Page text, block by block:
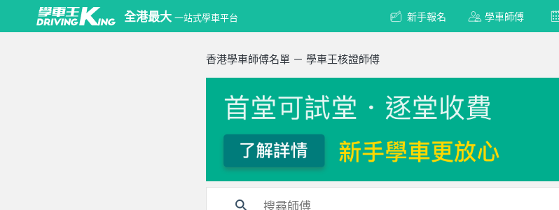
全港最大 一站式學車平台 學車師傅
新手報名
香港學車師傅名單 － 學車王核證師傅